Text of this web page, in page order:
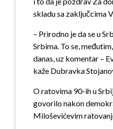
skladu sa zaključcima
– Prirodno je da se u
Srbima. To se,
danas, uz komentar –
kaže Dubravka
O ratovima 90-ih u
govorilo nakon
Miloševićevim